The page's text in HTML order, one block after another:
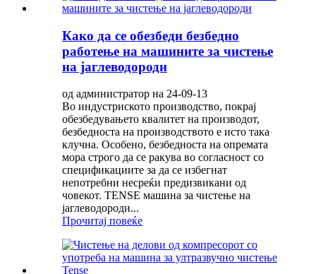
Како да се обезбеди безбедно
работење на машините за чистење
на јаглеводороди
од администратор на 24-09-13
Во индустриското производство, покрај
обезбедувањето квалитет на производот,
безбедноста на производството е исто така
клучна. Особено, безбедноста на опремата
мора строго да се ракува во согласност со
спецификациите за да се избегнат
непотребни несреќи предизвикани од
човекот. TENSE машина за чистење на
јаглеводороди...
Прочитај повеќе